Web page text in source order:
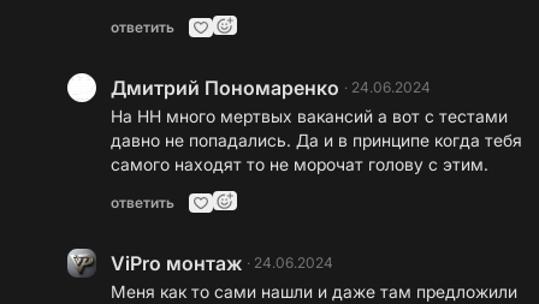
ответить
Дмитрий Пономаренко · 24.06.2024
На НН много мертвых вакансий а вот с тестами
давно не попадались. Да и в принципе когда тебя
самого находят то не морочат голову с этим.
ответить
ViPro монтаж · 24.06.2024
Меня как то сами нашли и даже там предложили